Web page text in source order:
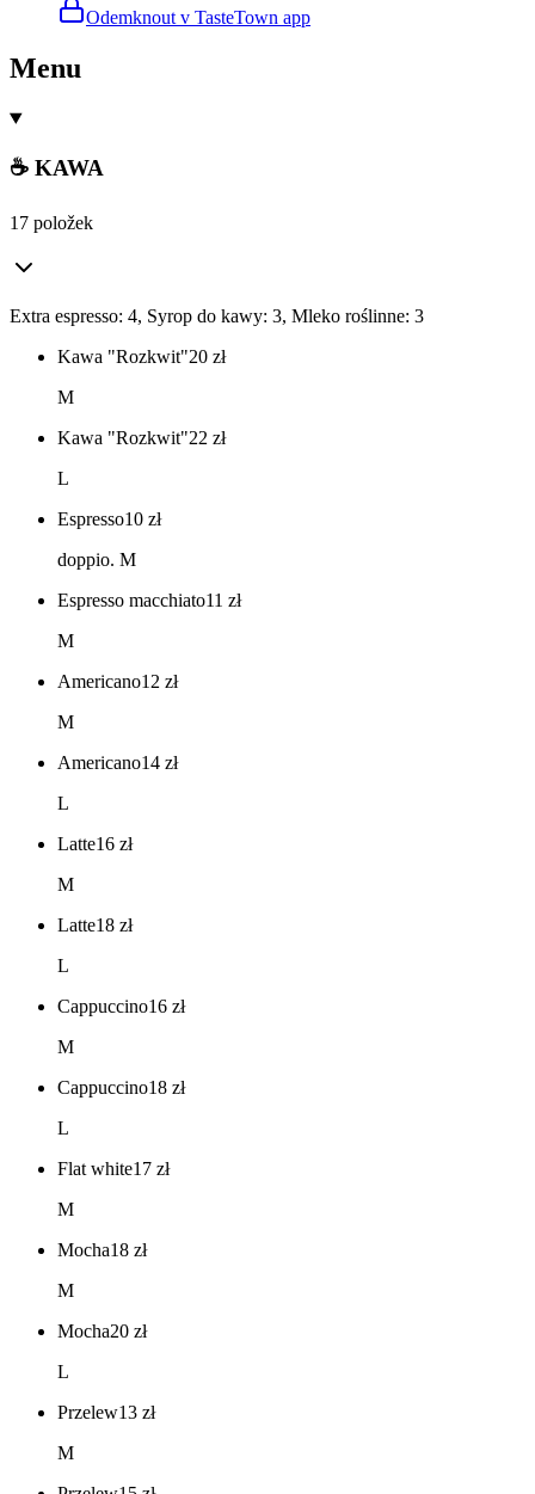
Odemknout v TasteTown app
Menu
☕ KAWA
17 položek
Extra espresso: 4, Syrop do kawy: 3, Mleko roślinne: 3
Kawa "Rozkwit"20 zł
M
Kawa "Rozkwit"22 zł
L
Espresso10 zł
doppio. M
Espresso macchiato11 zł
M
Americano12 zł
M
Americano14 zł
L
Latte16 zł
M
Latte18 zł
L
Cappuccino16 zł
M
Cappuccino18 zł
L
Flat white17 zł
M
Mocha18 zł
M
Mocha20 zł
L
Przelew13 zł
M